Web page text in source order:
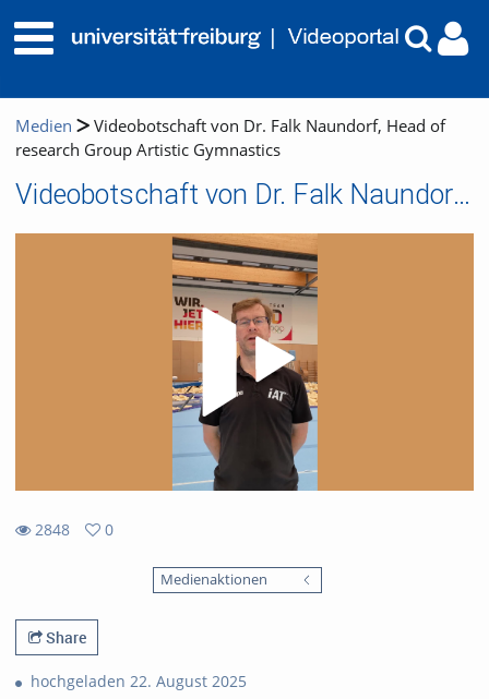
Medien
Videobotschaft von Dr. Falk Naundorf, Head of
research Group Artistic Gymnastics
Videobotschaft von Dr. Falk Naundorf, Head of research Group Artistic Gymnastics
2848
0
Medienaktionen
Share
hochgeladen 22. August 2025